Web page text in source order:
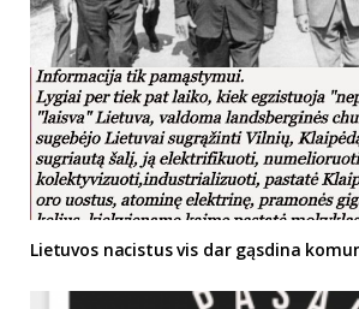
Lietuvos nacistus vis dar gąsdina